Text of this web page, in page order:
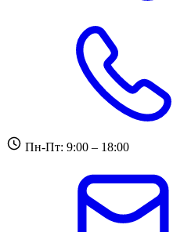
Пн-Пт: 9:00 – 18:00